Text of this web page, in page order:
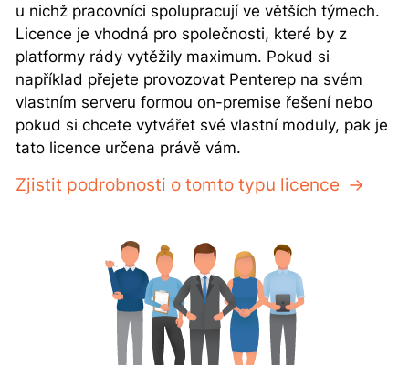
u nichž pracovníci spolupracují ve větších týmech.
Licence je vhodná pro společnosti, které by z
platformy rády vytěžily maximum. Pokud si
například přejete provozovat Penterep na svém
vlastním serveru formou on-premise řešení nebo
pokud si chcete vytvářet své vlastní moduly, pak je
tato licence určena právě vám.
Zjistit podrobnosti o tomto typu licence